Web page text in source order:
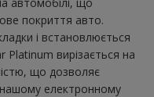
покриття авто.
і встановлюється
Platinum вирізається на
що дозволяє
електронному